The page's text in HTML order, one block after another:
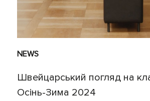
NEWS
Швейцарський погляд на
Осінь-Зима 2024